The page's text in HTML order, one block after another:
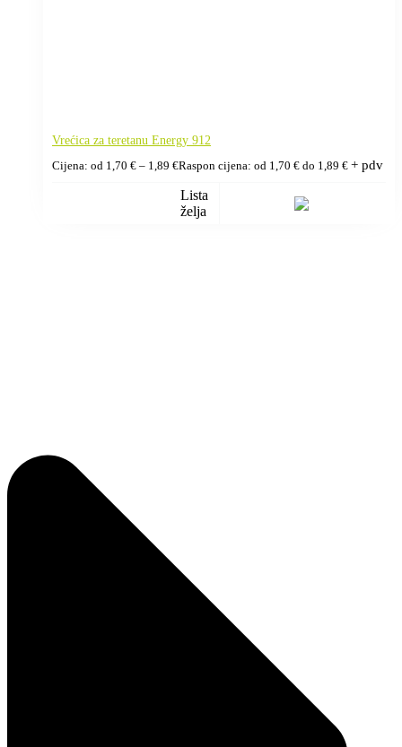
Vrećica za teretanu Energy 912
Cijena: od 1,70 € – 1,89 €Raspon cijena: od 1,70 € do 1,89 € + pdv
Lista
želja